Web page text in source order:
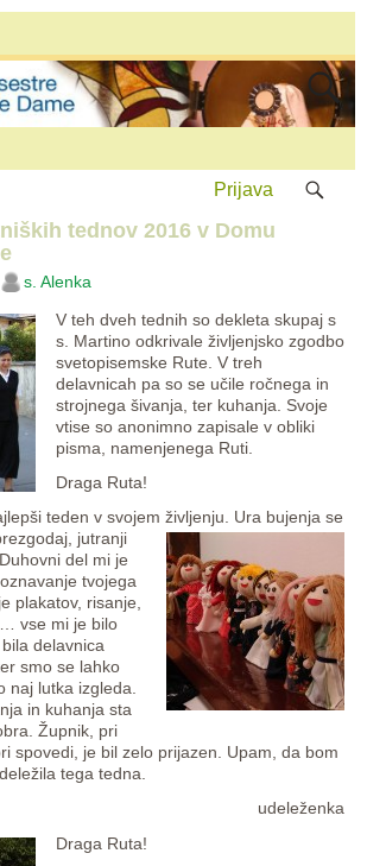
Prijava
tednov 2016 v Domu
s. Alenka
V teh dveh tednih so dekleta skupaj s
s. Martino odkrivale življenjsko zgodbo
svetopisemske Rute. V treh
delavnicah pa so se učile ročnega in
strojnega šivanja, ter kuhanja. Svoje
vtise so anonimno zapisale v obliki
pisma, namenjenega Ruti.
Draga Ruta!
teden v svojem življenju. Ura bujenja se
jutranji
del mi je
tvojega
plakatov, risanje,
vse mi je bilo
delavnica
smo se lahko
naj lutka izgleda.
in kuhanja sta
Župnik, pri
spovedi, je bil zelo prijazen. Upam, da bom
tega tedna.
udeleženka
Draga Ruta!